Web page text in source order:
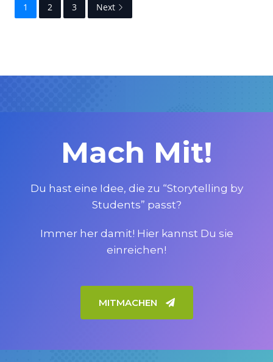
1 2 3 Next
Mach Mit!
Du hast eine Idee, die zu “Storytelling by
Students” passt?
Immer her damit! Hier kannst Du sie
einreichen!
MITMACHEN